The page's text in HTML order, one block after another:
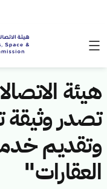
هيئة
تصدر
وتقديم
العقارات"